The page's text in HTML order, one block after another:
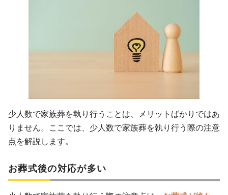
少人数で家族葬を執り行うことは、メリットばかりではあ
りません。ここでは、少人数で家族葬を執り行う際の注意
点を解説します。
お葬式後の対応が多い